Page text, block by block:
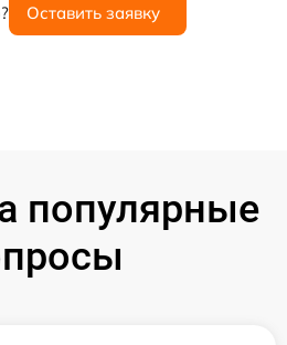
Оставить заявку
популярные